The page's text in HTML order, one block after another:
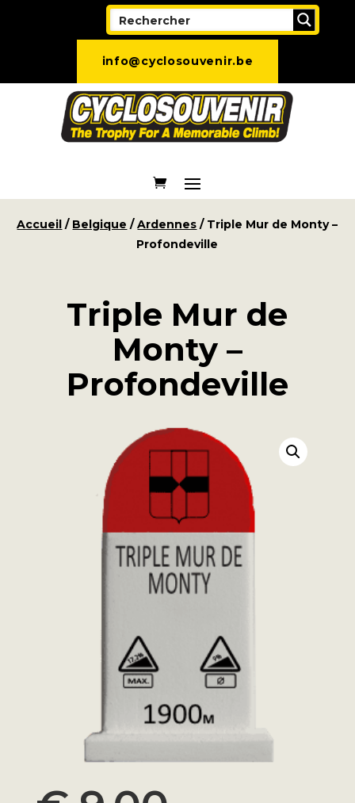
info@cyclosouvenir.be
Accueil / Belgique /Ardennes / Triple Mur de Monty –
Profondeville
Triple Mur de
Monty –
Profondeville